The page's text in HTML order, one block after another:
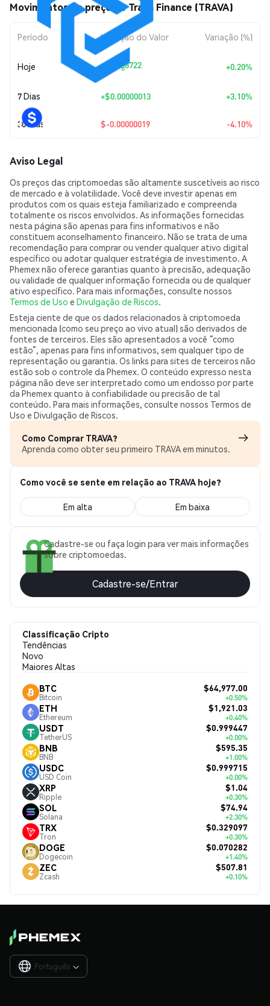
Movimentos de preço de Trava Finance (TRAVA)
Período Variação do Valor Variação (%)
Hoje +$0.0 88722 +0.20%
7 Dias +$0.00000013 +3.10%
30 Dias $-0.00000019 -4.10%
Aviso Legal
Os preços das criptomoedas são altamente suscetíveis ao risco
de mercado e à volatilidade. Você deve investir apenas em
produtos com os quais esteja familiarizado e compreenda
totalmente os riscos envolvidos. As informações fornecidas
nesta página são apenas para fins informativos e não
constituem aconselhamento financeiro. Não se trata de uma
recomendação para comprar ou vender qualquer ativo digital
específico ou adotar qualquer estratégia de investimento. A
Phemex não oferece garantias quanto à precisão, adequação
ou validade de qualquer informação fornecida ou de qualquer
ativo específico. Para mais informações, consulte nossos
Termos de Uso e Divulgação de Riscos.
Esteja ciente de que os dados relacionados à criptomoeda
mencionada (como seu preço ao vivo atual) são derivados de
fontes de terceiros. Eles são apresentados a você “como
estão”, apenas para fins informativos, sem qualquer tipo de
representação ou garantia. Os links para sites de terceiros não
estão sob o controle da Phemex. O conteúdo expresso nesta
página não deve ser interpretado como um endosso por parte
da Phemex quanto à confiabilidade ou precisão de tal
conteúdo. Para mais informações, consulte nossos Termos de
Uso e Divulgação de Riscos.
Como Comprar TRAVA?
Aprenda como obter seu primeiro TRAVA em minutos.
Como você se sente em relação ao TRAVA hoje?
Em alta Em baixa
Cadastre-se ou faça login para ver mais informações
sobre criptomoedas.
Cadastre-se/Entrar
Classificação Cripto
Tendências
Novo
Maiores Altas
BTC
Bitcoin
$64,977.00
+0.50%
ETH
Ethereum
$1,921.03
+0.40%
USDT
TetherUS
$0.999447
+0.00%
BNB
BNB
$595.35
+1.00%
USDC
USD Coin
$0.999715
+0.00%
XRP
Ripple
$1.04
+0.30%
SOL
Solana
$74.94
+2.30%
TRX
Tron
$0.329097
+0.30%
DOGE
Dogecoin
$0.070282
+1.40%
ZEC
Zcash
$507.81
+0.10%
Português 